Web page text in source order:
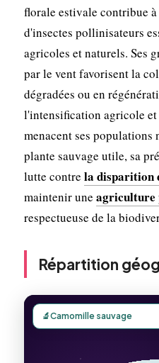
florale estivale contribue
d'insectes pollinisateurs
agricoles et naturels. Ses
par le vent favorisent la
dégradées ou en
l'intensification agricole
menacent ses populations
plante sauvage utile, sa
lutte contre la disparition
maintenir une agriculture
respectueuse de la
Répartition